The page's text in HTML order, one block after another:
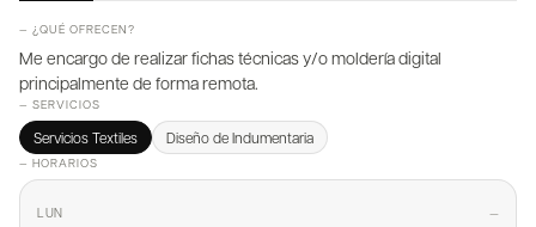
— ¿QUÉ OFRECEN?
Me encargo de realizar fichas técnicas y/o moldería digital
principalmente de forma remota.
— SERVICIOS
Servicios Textiles Diseño de Indumentaria
— HORARIOS
LUN —